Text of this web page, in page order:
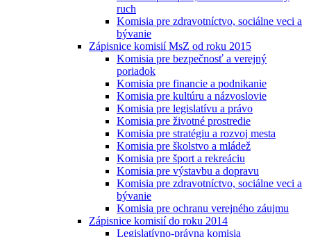
ruch
Komisia pre zdravotníctvo, sociálne veci a
bývanie
Zápisnice komisií MsZ od roku 2015
Komisia pre bezpečnosť a verejný
poriadok
Komisia pre financie a podnikanie
Komisia pre kultúru a názvoslovie
Komisia pre legislatívu a právo
Komisia pre životné prostredie
Komisia pre stratégiu a rozvoj mesta
Komisia pre školstvo a mládež
Komisia pre šport a rekreáciu
Komisia pre výstavbu a dopravu
Komisia pre zdravotníctvo, sociálne veci a
bývanie
Komisia pre ochranu verejného záujmu
Zápisnice komisií do roku 2014
Legislatívno-právna komisia